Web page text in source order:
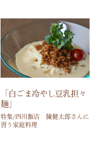
「白ごま冷やし豆乳担々
麺」
特集/四川飯店 陳健太郎さんに
習う家庭料理